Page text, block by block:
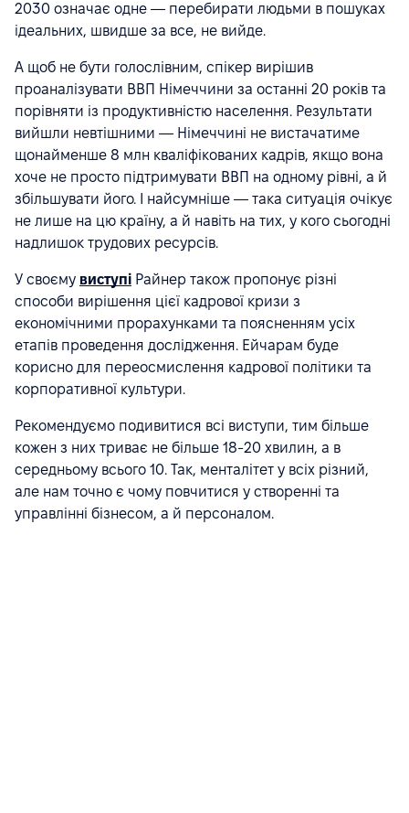
2030 означає одне — перебирати людьми в пошуках
ідеальних, швидше за все, не вийде.
А щоб не бути голослівним, спікер вирішив
проаналізувати ВВП Німеччини за останні 20 років та
порівняти із продуктивністю населення. Результати
вийшли невтішними — Німеччині не вистачатиме
щонайменше 8 млн кваліфікованих кадрів, якщо вона
хоче не просто підтримувати ВВП на одному рівні, а й
збільшувати його. І найсумніше — така ситуація очікує
не лише на цю країну, а й навіть на тих, у кого сьогодні
надлишок трудових ресурсів.
У своєму виступі Райнер також пропонує різні
способи вирішення цієї кадрової кризи з
економічними прорахунками та поясненням усіх
етапів проведення дослідження. Ейчарам буде
корисно для переосмислення кадрової політики та
корпоративної культури.
Рекомендуємо подивитися всі виступи, тим більше
кожен з них триває не більше 18-20 хвилин, а в
середньому всього 10. Так, менталітет у всіх різний,
але нам точно є чому повчитися у створенні та
управлінні бізнесом, а й персоналом.